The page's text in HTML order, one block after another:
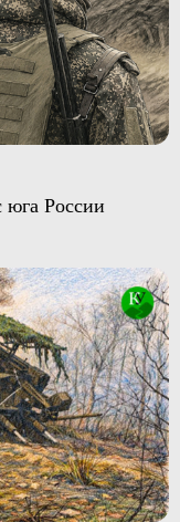
России